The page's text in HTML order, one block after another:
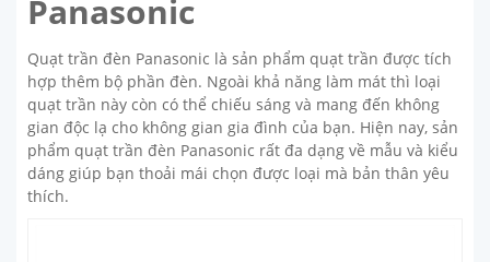
Panasonic
Quạt trần đèn Panasonic là sản phẩm quạt trần được tích
hợp thêm bộ phần đèn. Ngoài khả năng làm mát thì loại
quạt trần này còn có thể chiếu sáng và mang đến không
gian độc lạ cho không gian gia đình của bạn. Hiện nay, sản
phẩm quạt trần đèn Panasonic rất đa dạng về mẫu và kiểu
dáng giúp bạn thoải mái chọn được loại mà bản thân yêu
thích.